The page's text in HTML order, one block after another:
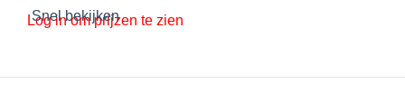
Snel bekijken
Log in om prijzen te zien